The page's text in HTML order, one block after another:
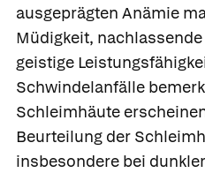
ausgeprägten Anämie
Müdigkeit,
geistige
Schwindelanfälle
Schleimhäute
Beurteilung der
insbesondere bei